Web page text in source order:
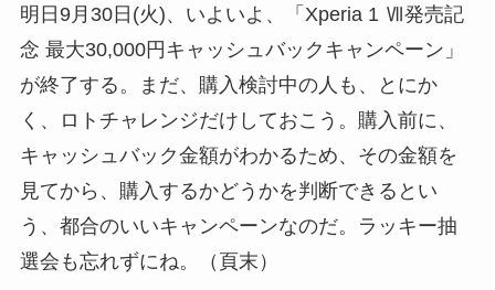
明日9月30日(火)、いよいよ、「Xperia 1 Ⅶ発売記
念 最大30,000円キャッシュバックキャンペーン」
が終了する。まだ、購入検討中の人も、とにか
く、ロトチャレンジだけしておこう。購入前に、
キャッシュバック金額がわかるため、その金額を
見てから、購入するかどうかを判断できるとい
う、都合のいいキャンペーンなのだ。ラッキー抽
選会も忘れずにね。（頁末）